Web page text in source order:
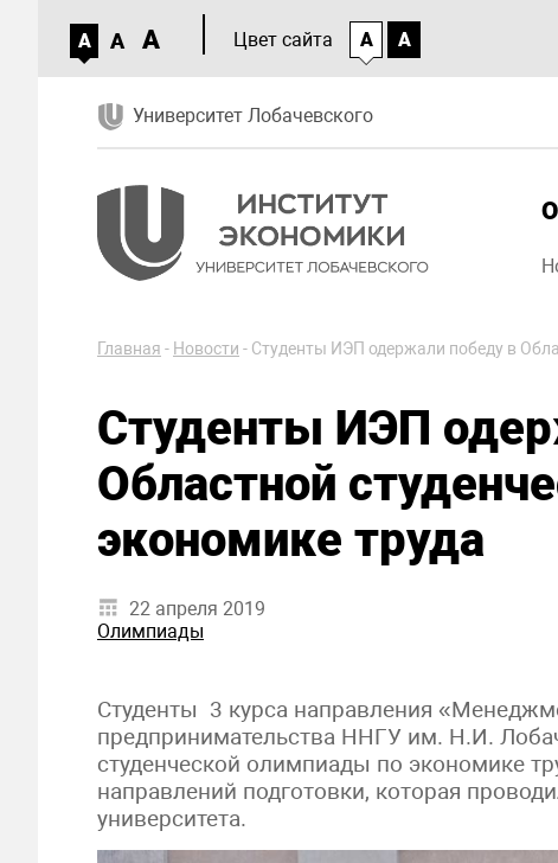
A A A Цвет сайта A A
Университет Лобачевского
Главная - Новости - Студенты ИЭП одержали победу в
Студенты ИЭП
Областной
экономике труда
22 апреля 2019
Олимпиады
Студенты 3 курса направления
предпринимательства ННГУ им. Н.И.
студенческой олимпиады по экономике
направлений подготовки, которая
университета.